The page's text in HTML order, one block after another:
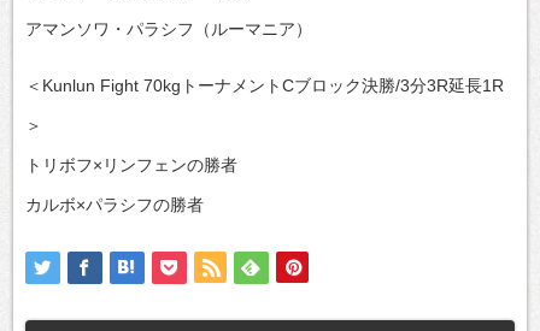
アマンソワ・パラシフ（ルーマニア）
＜Kunlun Fight 70kgトーナメントCブロック決勝/3分3R延長1R
＞
トリボフ×リンフェンの勝者
カルボ×パラシフの勝者